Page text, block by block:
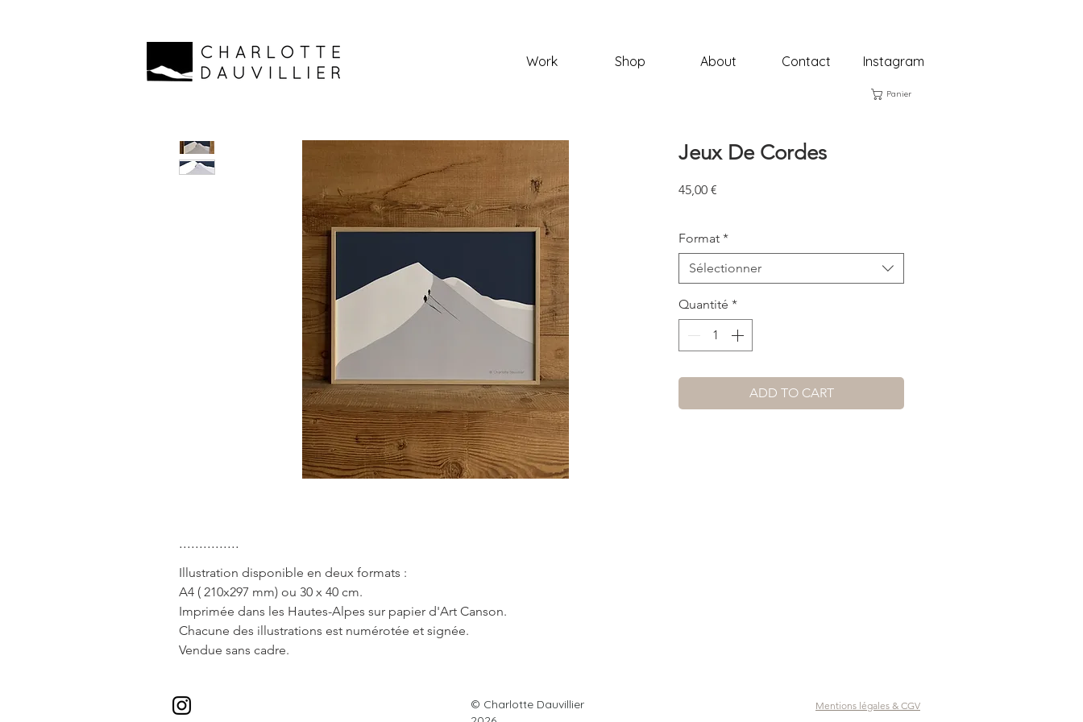
Work Shop About Contact Instagram
Panier
Jeux De Cordes
45,00 €
Format *
Sélectionner
Quantité *
ADD TO CART
...............
Illustration disponible en deux formats :
A4 ( 210x297 mm) ou 30 x 40 cm.
Imprimée dans les Hautes-Alpes sur papier d'Art Canson.
Chacune des illustrations est numérotée et signée.
Vendue sans cadre.
© Charlotte Dauvillier
Mentions légales & CGV